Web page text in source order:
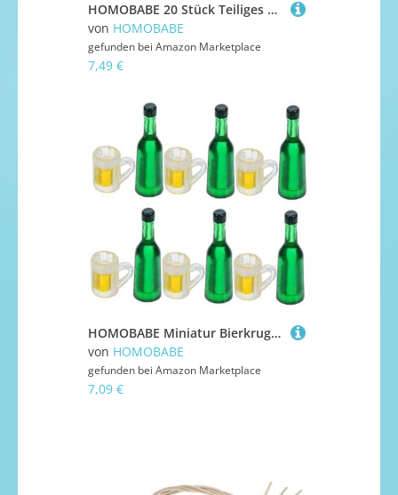
HOMOBABE 20 Stück Teiliges Mini Harz Bienen Detailreiche Mikro Figuren aus Langlebigem Resin Realistische Miniatur Bienen für Moos Scrapbooking Puppenhaus und Garten Dekoration
von HOMOBABE
gefunden bei Amazon Marketplace
7,49 €
HOMOBABE Miniatur Bierkrug aus Resin Dekorative Winzige Bierbecher für Puppenhaus Mini Haus Dekoration Realistische Miniatur Getränkeflaschen für Mikro Landschaft und Foto Requisiten
von HOMOBABE
gefunden bei Amazon Marketplace
7,09 €